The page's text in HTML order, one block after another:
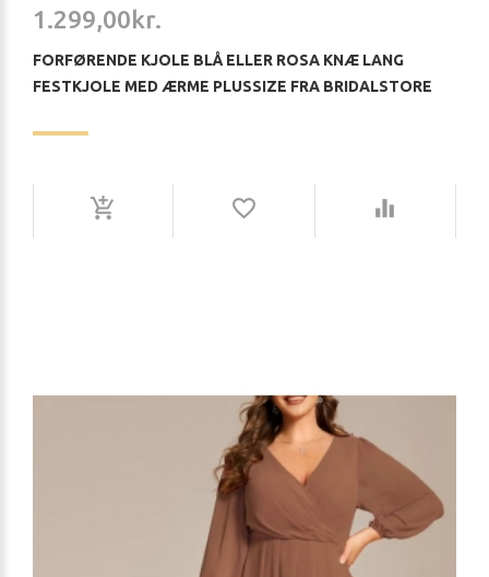
1.299,00kr.
FORFØRENDE KJOLE BLÅ ELLER ROSA KNÆ LANG
FESTKJOLE MED ÆRME PLUSSIZE FRA BRIDALSTORE